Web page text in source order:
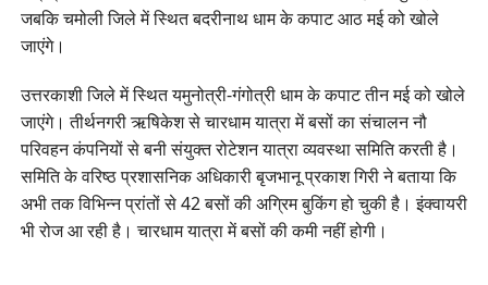
जबकि चमोली जिले में स्थित बदरीनाथ धाम के कपाट आठ मई को खोले
जाएंगे।
उत्तरकाशी जिले में स्थित यमुनोत्री-गंगोत्री धाम के कपाट तीन मई को खोले
जाएंगे। तीर्थनगरी ऋषिकेश से चारधाम यात्रा में बसों का संचालन नौ
परिवहन कंपनियों से बनी संयुक्त रोटेशन यात्रा व्यवस्था समिति करती है।
समिति के वरिष्ठ प्रशासनिक अधिकारी बृजभानू प्रकाश गिरी ने बताया कि
अभी तक विभिन्न प्रांतों से 42 बसों की अग्रिम बुकिंग हो चुकी है। इंक्वायरी
भी रोज आ रही है। चारधाम यात्रा में बसों की कमी नहीं होगी।